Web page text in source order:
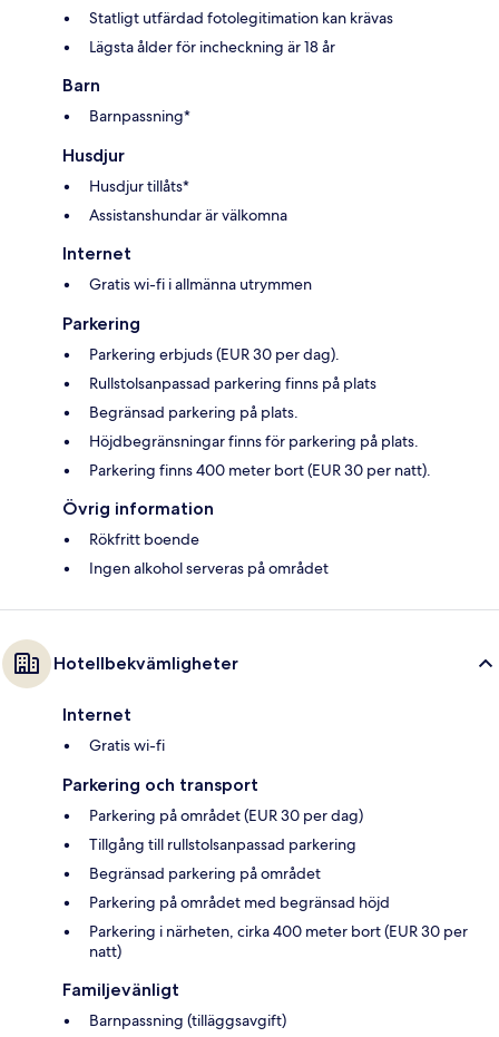
Statligt utfärdad fotolegitimation kan krävas
Lägsta ålder för incheckning är 18 år
Barn
Barnpassning*
Husdjur
Husdjur tillåts*
Assistanshundar är välkomna
Internet
Gratis wi-fi i allmänna utrymmen
Parkering
Parkering erbjuds (EUR 30 per dag).
Rullstolsanpassad parkering finns på plats
Begränsad parkering på plats.
Höjdbegränsningar finns för parkering på plats.
Parkering finns 400 meter bort (EUR 30 per natt).
Övrig information
Rökfritt boende
Ingen alkohol serveras på området
Hotellbekvämligheter
Internet
Gratis wi-fi
Parkering och transport
Parkering på området (EUR 30 per dag)
Tillgång till rullstolsanpassad parkering
Begränsad parkering på området
Parkering på området med begränsad höjd
Parkering i närheten, cirka 400 meter bort (EUR 30 per
natt)
Familjevänligt
Barnpassning (tilläggsavgift)